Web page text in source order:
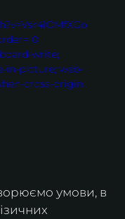
write;
in-picture; web-
cross-origin"
умови, в